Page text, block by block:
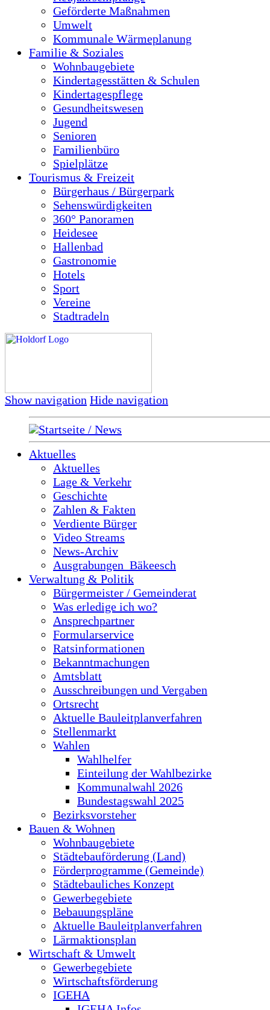
Geförderte Maßnahmen
Umwelt
Kommunale Wärmeplanung
Familie & Soziales
Wohnbaugebiete
Kindertagesstätten & Schulen
Kindertagespflege
Gesundheitswesen
Jugend
Senioren
Familienbüro
Spielplätze
Tourismus & Freizeit
Bürgerhaus / Bürgerpark
Sehenswürdigkeiten
360° Panoramen
Heidesee
Hallenbad
Gastronomie
Hotels
Sport
Vereine
Stadtradeln
Show navigation Hide navigation
Startseite / News
Aktuelles
Aktuelles
Lage & Verkehr
Geschichte
Zahlen & Fakten
Verdiente Bürger
Video Streams
News-Archiv
Ausgrabungen_Bäkeesch
Verwaltung & Politik
Bürgermeister / Gemeinderat
Was erledige ich wo?
Ansprechpartner
Formularservice
Ratsinformationen
Bekanntmachungen
Amtsblatt
Ausschreibungen und Vergaben
Ortsrecht
Aktuelle Bauleitplanverfahren
Stellenmarkt
Wahlen
Wahlhelfer
Einteilung der Wahlbezirke
Kommunalwahl 2026
Bundestagswahl 2025
Bezirksvorsteher
Bauen & Wohnen
Wohnbaugebiete
Städtebauförderung (Land)
Förderprogramme (Gemeinde)
Städtebauliches Konzept
Gewerbegebiete
Bebauungspläne
Aktuelle Bauleitplanverfahren
Lärmaktionsplan
Wirtschaft & Umwelt
Gewerbegebiete
Wirtschaftsförderung
IGEHA